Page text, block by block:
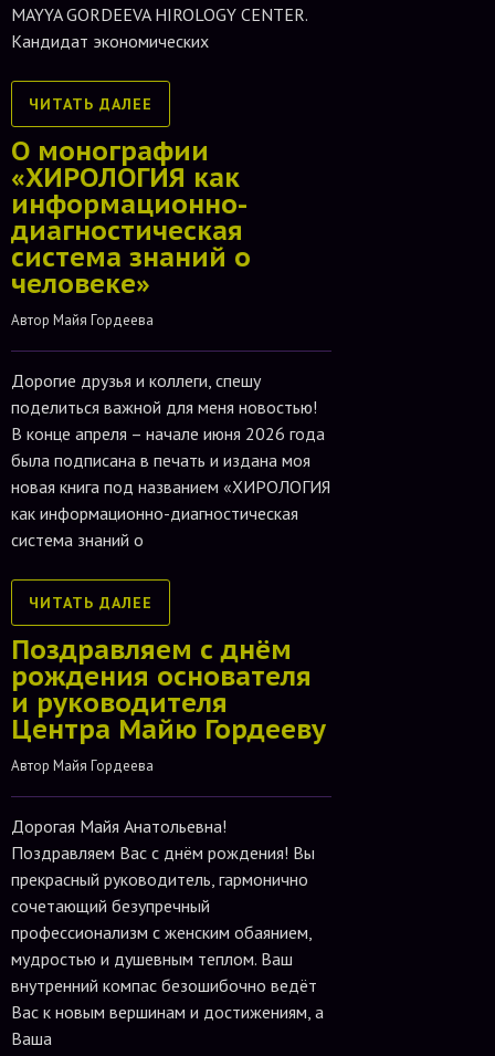
MAYYA GORDEEVA HIROLOGY CENTER.
Кандидат экономических
ЧИТАТЬ ДАЛЕЕ
О монографии
«ХИРОЛОГИЯ как
информационно-
диагностическая
система знаний о
человеке»
Автор Майя Гордеева
Дорогие друзья и коллеги, спешу
поделиться важной для меня новостью!
В конце апреля – начале июня 2026 года
была подписана в печать и издана моя
новая книга под названием «ХИРОЛОГИЯ
как информационно-диагностическая
система знаний о
ЧИТАТЬ ДАЛЕЕ
Поздравляем с днём
рождения основателя
и руководителя
Центра Майю Гордееву
Автор Майя Гордеева
Дорогая Майя Анатольевна!
Поздравляем Вас с днём рождения! Вы
прекрасный руководитель, гармонично
сочетающий безупречный
профессионализм с женским обаянием,
мудростью и душевным теплом. Ваш
внутренний компас безошибочно ведёт
Вас к новым вершинам и достижениям, а
Ваша